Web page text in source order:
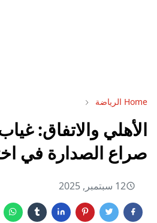
Home الرياضة
الأهلي والاتفاق:
صراع الصدارة في
12 سبتمبر, 2025